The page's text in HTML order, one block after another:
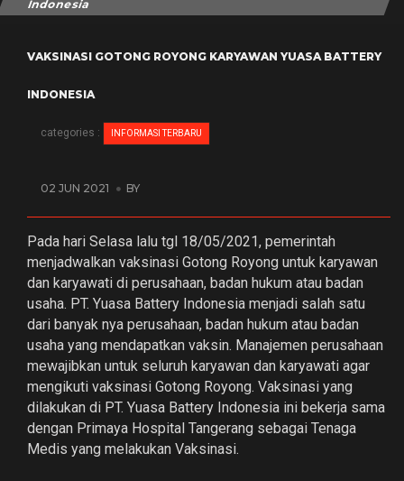
Indonesia
VAKSINASI GOTONG ROYONG KARYAWAN YUASA BATTERY
INDONESIA
categories : INFORMASI TERBARU
02 JUN 2021 BY
Pada hari Selasa lalu tgl 18/05/2021, pemerintah
menjadwalkan vaksinasi Gotong Royong untuk karyawan
dan karyawati di perusahaan, badan hukum atau badan
usaha. PT. Yuasa Battery Indonesia menjadi salah satu
dari banyak nya perusahaan, badan hukum atau badan
usaha yang mendapatkan vaksin. Manajemen perusahaan
mewajibkan untuk seluruh karyawan dan karyawati agar
mengikuti vaksinasi Gotong Royong. Vaksinasi yang
dilakukan di PT. Yuasa Battery Indonesia ini bekerja sama
dengan Primaya Hospital Tangerang sebagai Tenaga
Medis yang melakukan Vaksinasi.